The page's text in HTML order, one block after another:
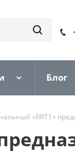
Блог
«RRT1»